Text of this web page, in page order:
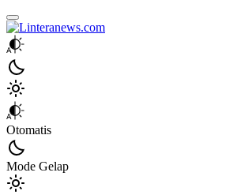
Linteranews.com
Lintas Informasi Tercepat dan Akurat
Otomatis
Mode Gelap